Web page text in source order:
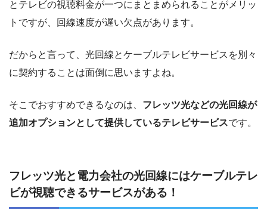
とテレビの視聴料金が一つにまとまめられることがメリッ
トですが、回線速度が遅い欠点があります。
だからと言って、光回線とケーブルテレビサービスを別々
に契約することは面倒に思いますよね。
そこでおすすめできるなのは、 フレッツ光などの光回線が
追加オプションとして提供しているテレビサービスです。
フレッツ光と電力会社の光回線にはケーブルテレ
ビが視聴できるサービスがある！